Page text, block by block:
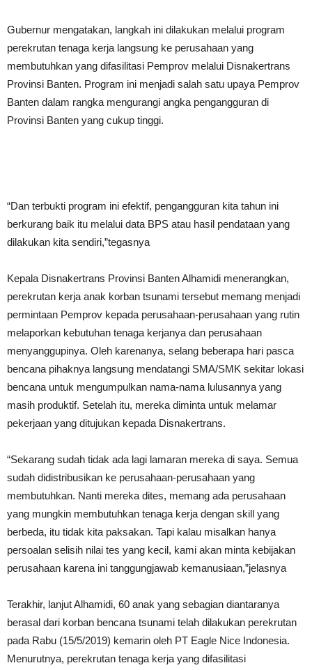
Gubernur mengatakan, langkah ini dilakukan melalui program
perekrutan tenaga kerja langsung ke perusahaan yang
membutuhkan yang difasilitasi Pemprov melalui Disnakertrans
Provinsi Banten. Program ini menjadi salah satu upaya Pemprov
Banten dalam rangka mengurangi angka pengangguran di
Provinsi Banten yang cukup tinggi.
“Dan terbukti program ini efektif, pengangguran kita tahun ini
berkurang baik itu melalui data BPS atau hasil pendataan yang
dilakukan kita sendiri,”tegasnya
Kepala Disnakertrans Provinsi Banten Alhamidi menerangkan,
perekrutan kerja anak korban tsunami tersebut memang menjadi
permintaan Pemprov kepada perusahaan-perusahaan yang rutin
melaporkan kebutuhan tenaga kerjanya dan perusahaan
menyanggupinya. Oleh karenanya, selang beberapa hari pasca
bencana pihaknya langsung mendatangi SMA/SMK sekitar lokasi
bencana untuk mengumpulkan nama-nama lulusannya yang
masih produktif. Setelah itu, mereka diminta untuk melamar
pekerjaan yang ditujukan kepada Disnakertrans.
“Sekarang sudah tidak ada lagi lamaran mereka di saya. Semua
sudah didistribusikan ke perusahaan-perusahaan yang
membutuhkan. Nanti mereka dites, memang ada perusahaan
yang mungkin membutuhkan tenaga kerja dengan skill yang
berbeda, itu tidak kita paksakan. Tapi kalau misalkan hanya
persoalan selisih nilai tes yang kecil, kami akan minta kebijakan
perusahaan karena ini tanggungjawab kemanusiaan,”jelasnya
Terakhir, lanjut Alhamidi, 60 anak yang sebagian diantaranya
berasal dari korban bencana tsunami telah dilakukan perekrutan
pada Rabu (15/5/2019) kemarin oleh PT Eagle Nice Indonesia.
Menurutnya, perekrutan tenaga kerja yang difasilitasi